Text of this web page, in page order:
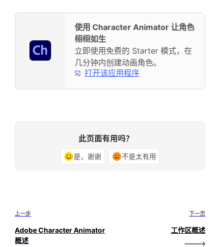
使用 Character Animator 让角色
栩栩如生
立即使用免费的 Starter 模式，在
几分钟内创建动画角色。
打开该应用程序
此页面有用吗？
是，谢谢 不是太有用
上一步
Adobe Character Animator
概述
下一页
工作区概述